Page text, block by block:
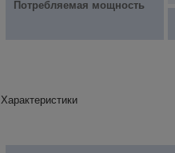
Потребляемая мощность
Характеристики